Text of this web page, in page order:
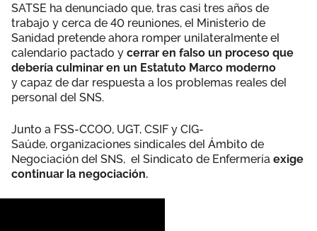
SATSE ha denunciado que, tras casi tres años de
trabajo y cerca de 40 reuniones, el Ministerio de
Sanidad pretende ahora romper unilateralmente el
calendario pactado y cerrar en falso un proceso que
debería culminar en un Estatuto Marco moderno
y capaz de dar respuesta a los problemas reales del
personal del SNS.
Junto a FSS-CCOO, UGT, CSIF y CIG-
Saúde, organizaciones sindicales del Ámbito de
Negociación del SNS, el Sindicato de Enfermería exige
continuar la negociación.